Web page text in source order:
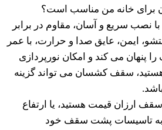
خانه من مناسب است؟
با نصب سریع و آسان، مقاوم در برابر
ایمن، عایق صدا و حرارت، با عمر
پنهان می کند و امکان نورپردازی
سقف کشسان می تواند گزینه
سقف ارزان قیمت هستید، یا ارتفاع
تاسیسات پشت سقف خود